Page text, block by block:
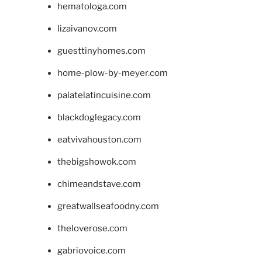
hematologa.com
lizaivanov.com
guesttinyhomes.com
home-plow-by-meyer.com
palatelatincuisine.com
blackdoglegacy.com
eatvivahouston.com
thebigshowok.com
chimeandstave.com
greatwallseafoodny.com
theloverose.com
gabriovoice.com